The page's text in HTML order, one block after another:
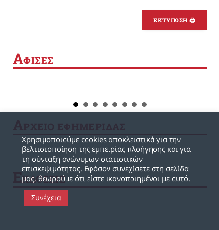
ΕΚΤΥΠΩΣΗ 🖨
ΑΦΙΣΕΣ
ΕΚΔΟΣΕΙΣ
Χρησιμοποιούμε cookies αποκλειστικά για την
βελτιστοποίηση της εμπειρίας πλοήγησης και για
τη σύνταξη ανώνυμων στατιστικών
επισκεψιμότητας. Εφόσον συνεχίσετε στη σελίδα
μας, θεωρούμε ότι είστε ικανοποιημένοι με αυτό.
Συνέχεια